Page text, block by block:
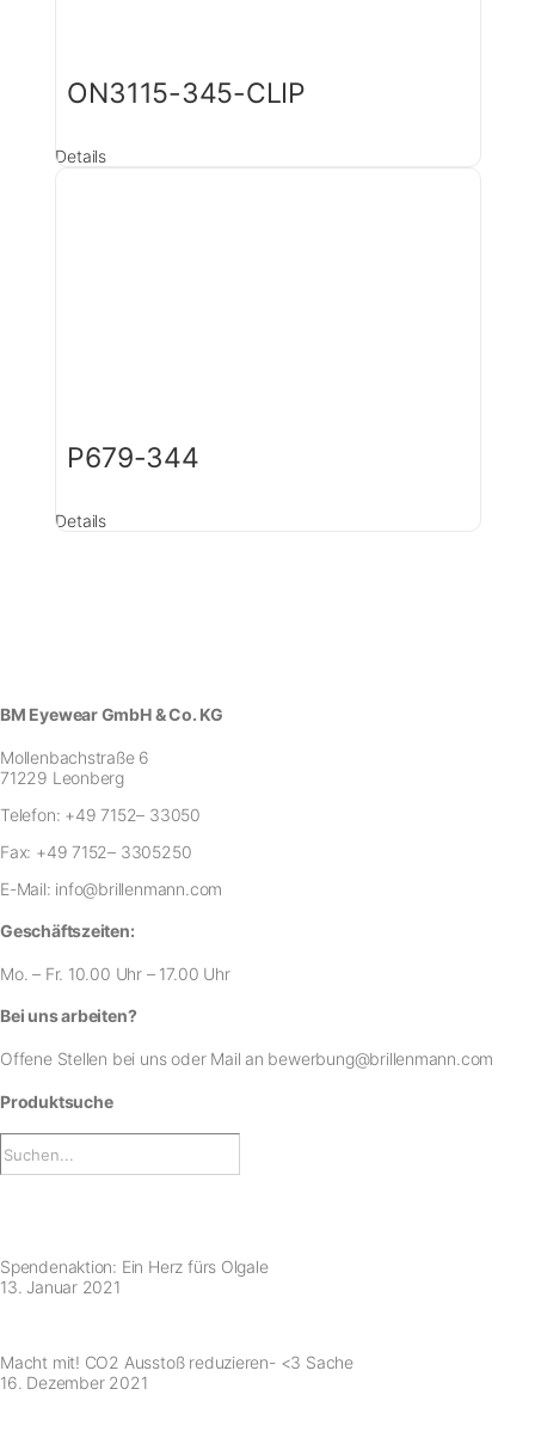
ON3115-345-CLIP
Details
P679-344
Details
BM Eyewear GmbH & Co. KG
Mollenbachstraße 6
71229 Leonberg
Telefon: +49 7152– 33050
Fax: +49 7152– 3305250
E-Mail: info@brillenmann.com
Geschäftszeiten:
Mo. – Fr. 10.00 Uhr – 17.00 Uhr
Bei uns arbeiten?
Offene Stellen bei unsoder Mail an bewerbung@brillenmann.com
Produktsuche
Spendenaktion: Ein Herz fürs Olgale
13. Januar 2021
Macht mit! CO2 Ausstoß reduzieren- <3 Sache
16. Dezember 2021